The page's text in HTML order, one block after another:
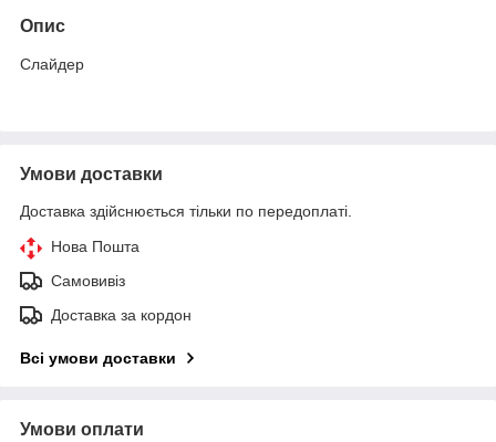
Опис
Слайдер
Умови доставки
Доставка здійснюється тільки по передоплаті.
Нова Пошта
Самовивіз
Доставка за кордон
Всі умови доставки
Умови оплати